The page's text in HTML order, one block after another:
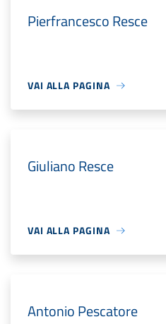
Pierfrancesco Resce
VAI ALLA PAGINA
Giuliano Resce
VAI ALLA PAGINA
Antonio Pescatore